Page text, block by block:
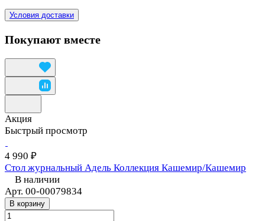
Условия доставки
Покупают вместе
Акция
Быстрый просмотр
4 990 ₽
Стол журнальный Адель Коллекция Кашемир/Кашемир
В наличии
Арт. 00-00079834
В корзину